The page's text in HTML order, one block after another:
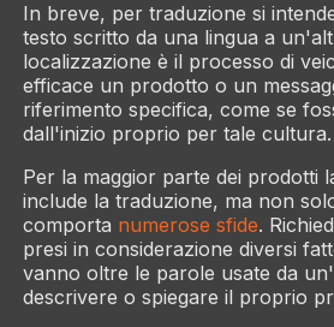
In breve, per traduzione si
testo scritto da una lingua a
localizzazione è il processo di
efficace un prodotto o un
riferimento specifica, come se
dall'inizio proprio per tale cultura.
Per la maggior parte dei prodotti
include la traduzione, ma non
comporta numerose sfide.
presi in considerazione diversi
vanno oltre le parole usate da
descrivere o spiegare il proprio